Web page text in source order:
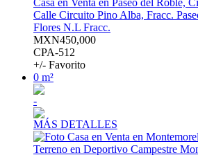
Casa en Venta en Paseo del Roble,
Calle Circuito Pino Alba, Fracc.
Flores N.L Fracc.
MXN450,000
CPA-512
+/- Favorito
0 m²
-
MÁS DETALLES